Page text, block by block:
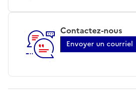
Contactez-nous
Envoyer un courriel